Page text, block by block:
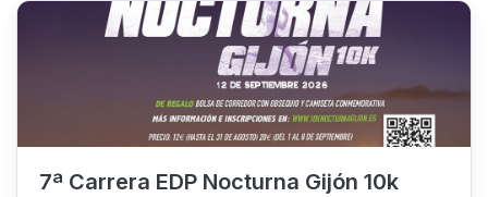
7ª Carrera EDP Nocturna Gijón 10k